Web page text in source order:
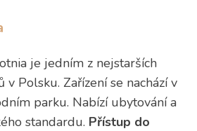
je jedním z nejstarších
v Polsku. Zařízení se nachází v
parku. Nabízí ubytování a
standardu. Přístup do